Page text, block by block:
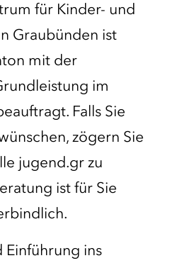
für Kinder- und
Graubünden ist
mit der
im
Falls Sie
zögern Sie
jugend.gr zu
ist für Sie
Einführung ins